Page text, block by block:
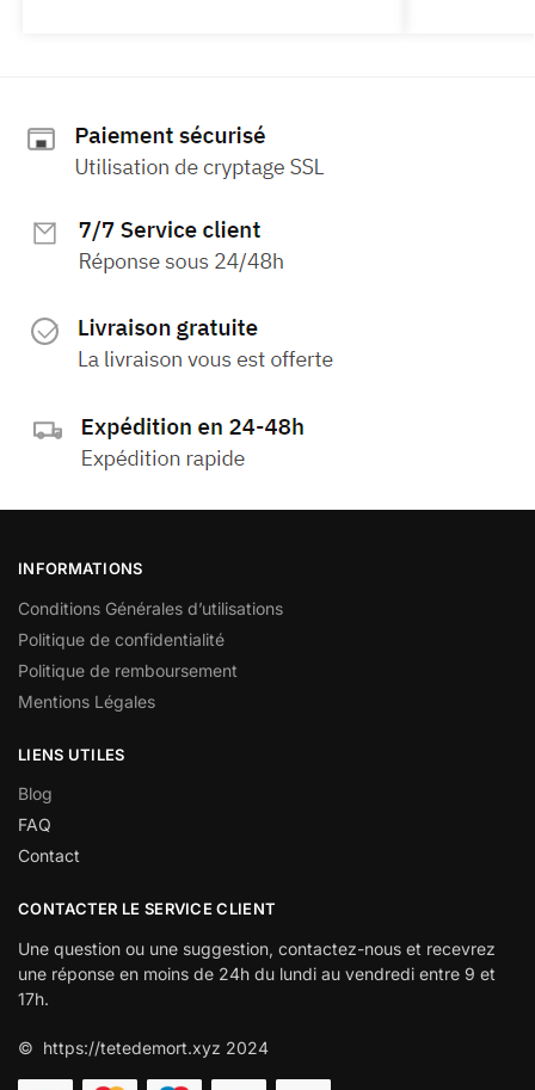
INFORMATIONS
Conditions Générales d’utilisations
Politique de confidentialité
Politique de remboursement
Mentions Légales
LIENS UTILES
Blog
FAQ
Contact
CONTACTER LE SERVICE CLIENT
Une question ou une suggestion, contactez-nous et recevrez
une réponse en moins de 24h du lundi au vendredi entre 9 et
17h.
© https://tetedemort.xyz 2024